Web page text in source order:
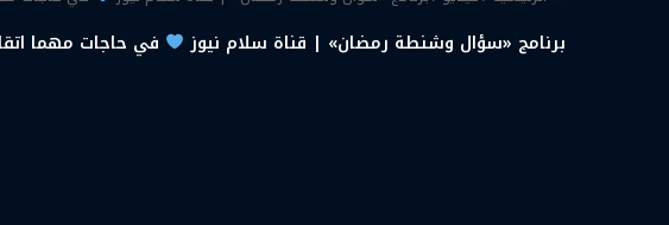
برنامج «سؤال وشنطة رمضان» | قناة سلام نيوز في حاجات مهما